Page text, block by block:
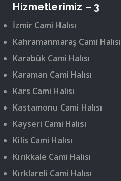
Hizmetlerimiz – 3
İzmir Cami Halısı
Kahramanmaraş Cami Halısı
Karabük Cami Halısı
Karaman Cami Halısı
Kars Cami Halısı
Kastamonu Cami Halısı
Kayseri Cami Halısı
Kilis Cami Halısı
Kırıkkale Cami Halısı
Kırklareli Cami Halısı